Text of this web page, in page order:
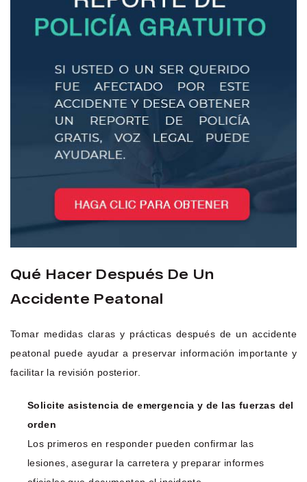
Qué Hacer Después De Un
Accidente Peatonal
Tomar medidas claras y prácticas después de un accidente
peatonal puede ayudar a preservar información importante y
facilitar la revisión posterior.
Solicite asistencia de emergencia y de las fuerzas del
orden
Los primeros en responder pueden confirmar las
lesiones, asegurar la carretera y preparar informes